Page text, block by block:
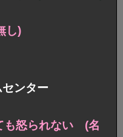
し)
センター
も怒られない (名